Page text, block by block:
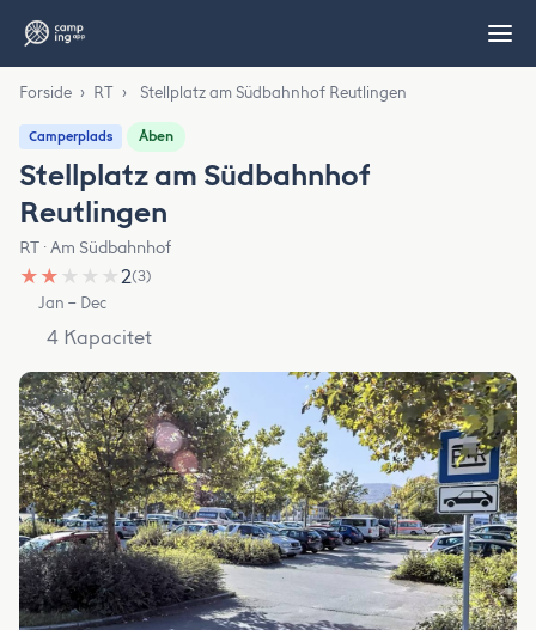
Forside › RT › Stellplatz am Südbahnhof Reutlingen
Camperplads Åben
Stellplatz am Südbahnhof
Reutlingen
RT · Am Südbahnhof
★ ★ ★ ★ ★2(3)
Jan – Dec
4 Kapacitet